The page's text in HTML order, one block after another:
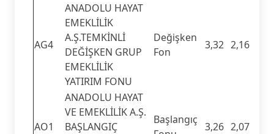
AG4
ANADOLU HAYAT
EMEKLİLİK
A.Ş.TEMKİNLİ
DEĞİŞKEN GRUP
EMEKLİLİK
YATIRIM FONU
Değişken
Fon
3,32 2,16
AO1
ANADOLU HAYAT
VE EMEKLİLİK A.Ş.
BAŞLANGIÇ
Başlangıç
3,26 2,07